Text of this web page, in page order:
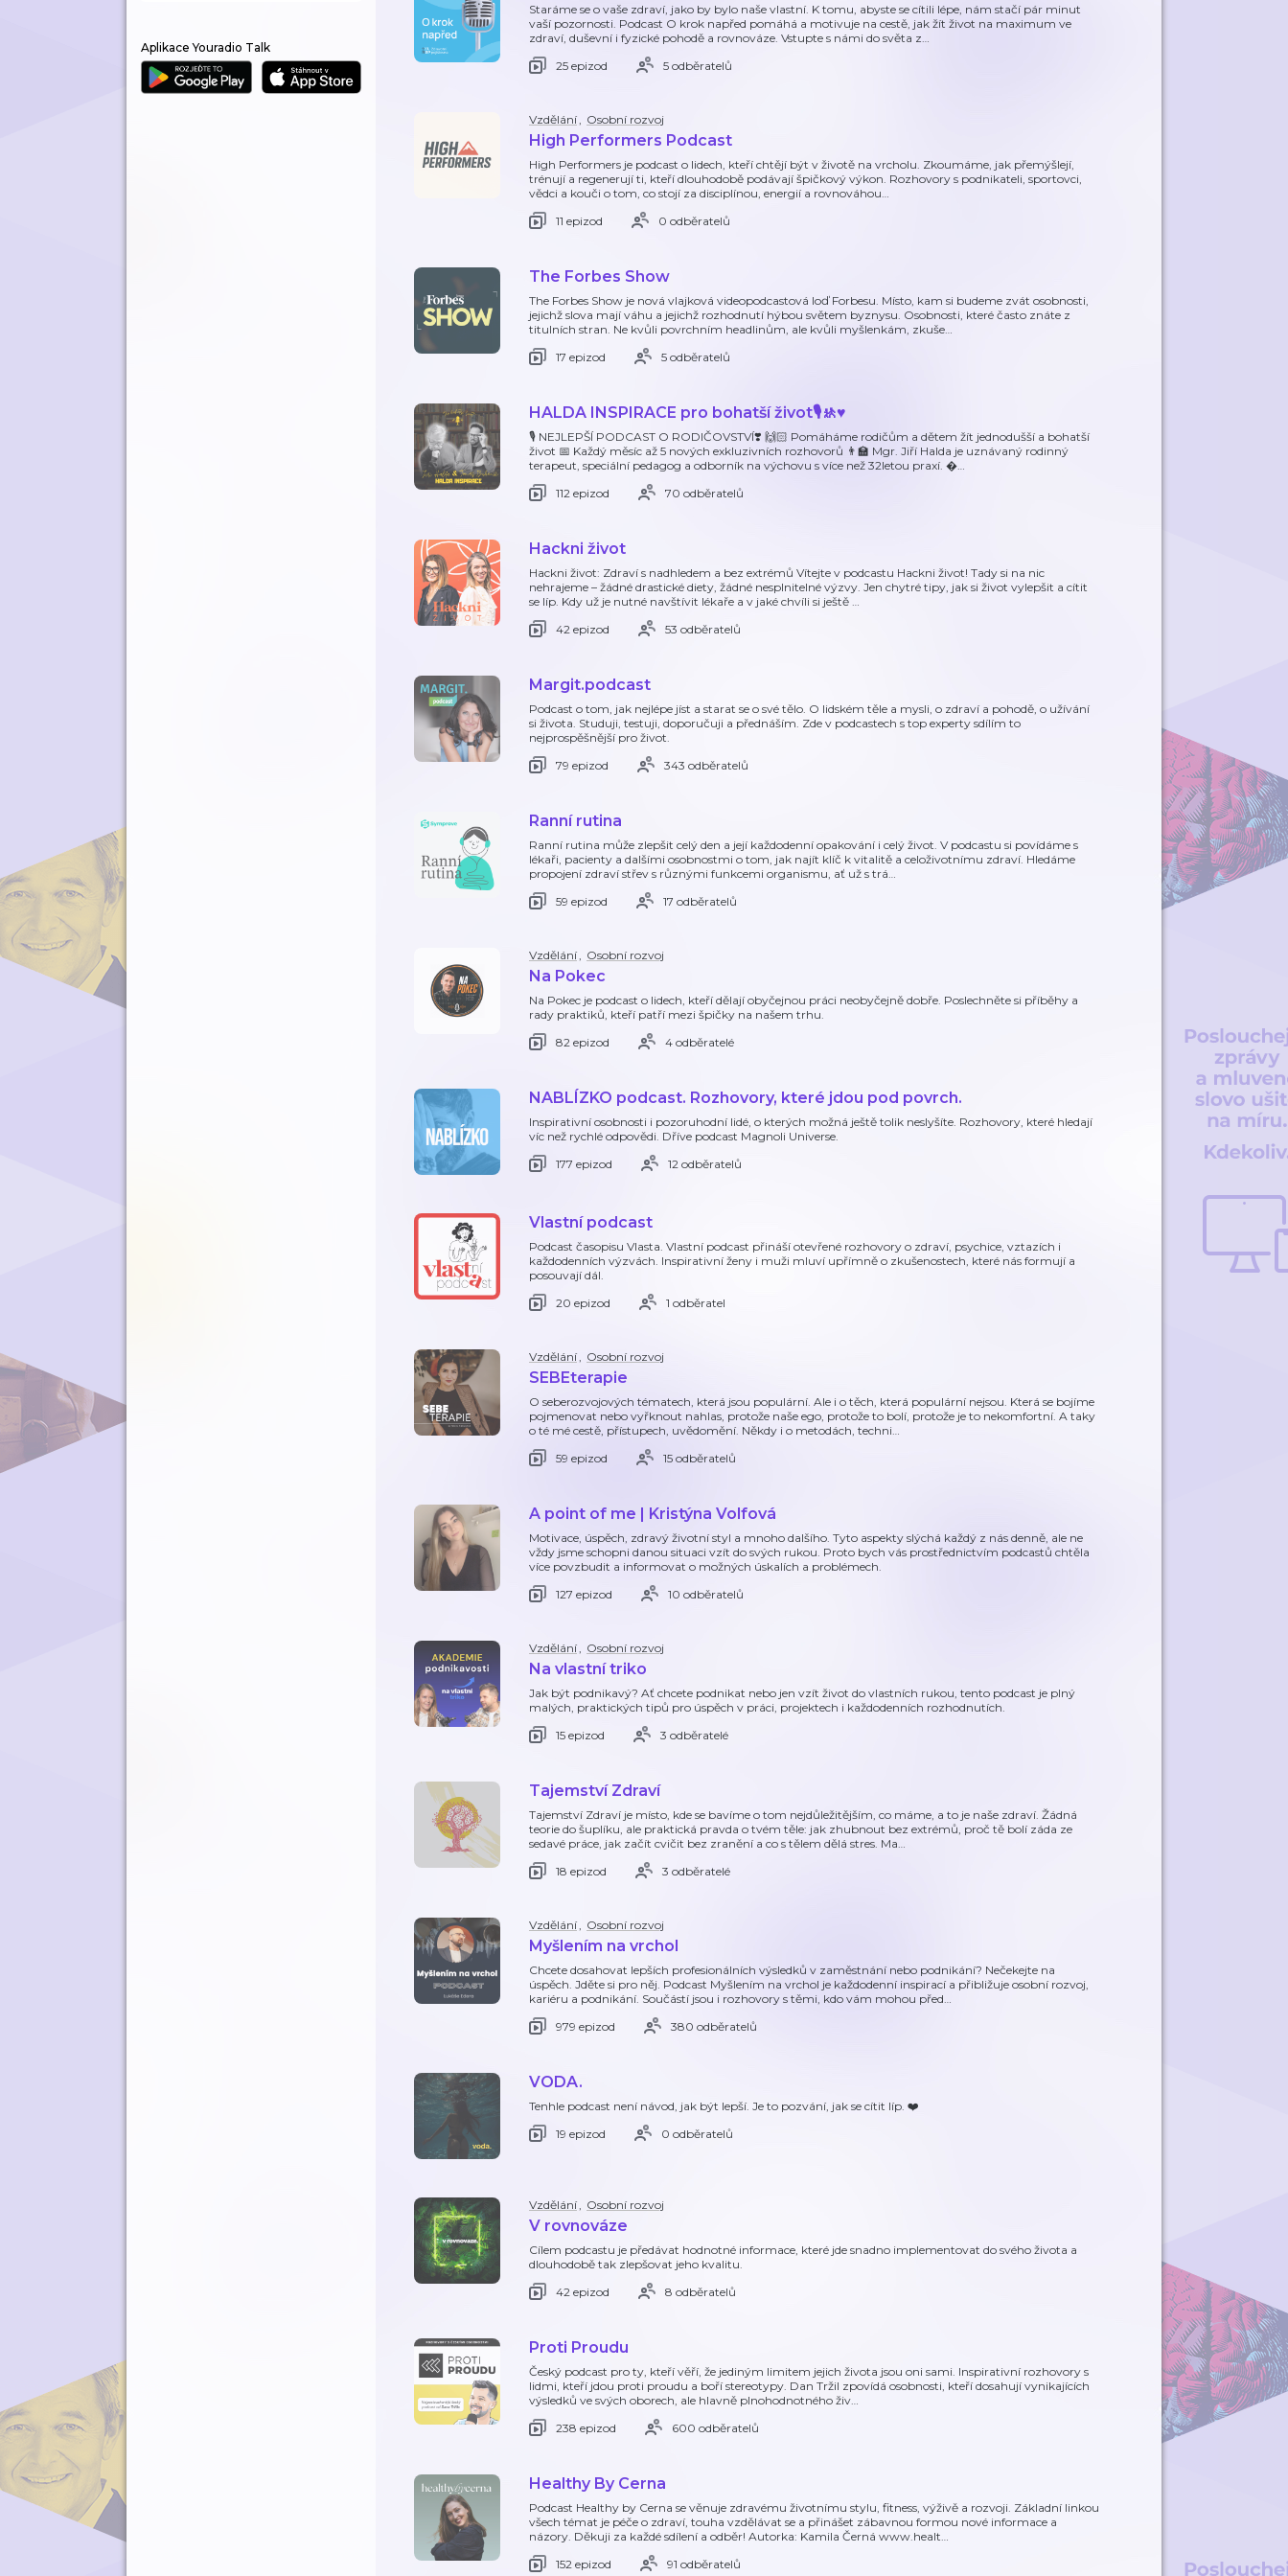
Aplikace Youradio Talk
Staráme se o vaše zdraví, jako by bylo naše vlastní. K tomu, abyste se cítili lépe, nám stačí pár minut
vaší pozornosti. Podcast O krok napřed pomáhá a motivuje na cestě, jak žít život na maximum ve
zdraví, duševní i fyzické pohodě a rovnováze. Vstupte s námi do světa z…
25 epizod
5 odběratelů
Vzdělání, Osobní rozvoj
High Performers Podcast
High Performers je podcast o lidech, kteří chtějí být v životě na vrcholu. Zkoumáme, jak přemýšlejí,
trénují a regenerují ti, kteří dlouhodobě podávají špičkový výkon. Rozhovory s podnikateli, sportovci,
vědci a kouči o tom, co stojí za disciplínou, energií a rovnováhou…
11 epizod
0 odběratelů
The Forbes Show
The Forbes Show je nová vlajková videopodcastová loď Forbesu. Místo, kam si budeme zvát osobnosti,
jejichž slova mají váhu a jejichž rozhodnutí hýbou světem byznysu. Osobnosti, které často znáte z
titulních stran. Ne kvůli povrchním headlinům, ale kvůli myšlenkám, zkuše…
17 epizod
5 odběratelů
HALDA INSPIRACE pro bohatší život🎙️🚸♥️
🎙 NEJLEPŠÍ PODCAST O RODIČOVSTVÍ❣️ 🙌🏻 Pomáháme rodičům a dětem žít jednodušší a bohatší
život 📅 Každý měsíc až 5 nových exkluzivních rozhovorů 👨‍🏫 Mgr. Jiří Halda je uznávaný rodinný
terapeut, speciální pedagog a odborník na výchovu s více než 32letou praxí. �…
112 epizod
70 odběratelů
Hackni život
Hackni život: Zdraví s nadhledem a bez extrémů Vítejte v podcastu Hackni život! Tady si na nic
nehrajeme – žádné drastické diety, žádné nesplnitelné výzvy. Jen chytré tipy, jak si život vylepšit a cítit
se líp. Kdy už je nutné navštívit lékaře a v jaké chvíli si ještě …
42 epizod
53 odběratelů
Margit.podcast
Podcast o tom, jak nejlépe jíst a starat se o své tělo. O lidském těle a mysli, o zdraví a pohodě, o užívání
si života. Studuji, testuji, doporučuji a přednáším. Zde v podcastech s top experty sdílím to
nejprospěšnější pro život.
79 epizod
343 odběratelů
Ranní rutina
Ranní rutina může zlepšit celý den a její každodenní opakování i celý život. V podcastu si povídáme s
lékaři, pacienty a dalšími osobnostmi o tom, jak najít klíč k vitalitě a celoživotnímu zdraví. Hledáme
propojení zdraví střev s různými funkcemi organismu, ať už s trá…
59 epizod
17 odběratelů
Vzdělání, Osobní rozvoj
Na Pokec
Na Pokec je podcast o lidech, kteří dělají obyčejnou práci neobyčejně dobře. Poslechněte si příběhy a
rady praktiků, kteří patří mezi špičky na našem trhu.
82 epizod
4 odběratelé
NABLÍZKO podcast. Rozhovory, které jdou pod povrch.
Inspirativní osobnosti i pozoruhodní lidé, o kterých možná ještě tolik neslyšíte. Rozhovory, které hledají
víc než rychlé odpovědi. Dříve podcast Magnoli Universe.
177 epizod
12 odběratelů
Vlastní podcast
Podcast časopisu Vlasta. Vlastní podcast přináší otevřené rozhovory o zdraví, psychice, vztazích i
každodenních výzvách. Inspirativní ženy i muži mluví upřímně o zkušenostech, které nás formují a
posouvají dál.
20 epizod
1 odběratel
Vzdělání, Osobní rozvoj
SEBEterapie
O seberozvojových tématech, která jsou populární. Ale i o těch, která populární nejsou. Která se bojíme
pojmenovat nebo vyřknout nahlas, protože naše ego, protože to bolí, protože je to nekomfortní. A taky
o té mé cestě, přístupech, uvědomění. Někdy i o metodách, techni…
59 epizod
15 odběratelů
A point of me | Kristýna Volfová
Motivace, úspěch, zdravý životní styl a mnoho dalšího. Tyto aspekty slýchá každý z nás denně, ale ne
vždy jsme schopni danou situaci vzít do svých rukou. Proto bych vás prostřednictvím podcastů chtěla
více povzbudit a informovat o možných úskalích a problémech.
127 epizod
10 odběratelů
Vzdělání, Osobní rozvoj
Na vlastní triko
Jak být podnikavý? Ať chcete podnikat nebo jen vzít život do vlastních rukou, tento podcast je plný
malých, praktických tipů pro úspěch v práci, projektech i každodenních rozhodnutích.
15 epizod
3 odběratelé
Tajemství Zdraví
Tajemství Zdraví je místo, kde se bavíme o tom nejdůležitějším, co máme, a to je naše zdraví. Žádná
teorie do šuplíku, ale praktická pravda o tvém těle: jak zhubnout bez extrémů, proč tě bolí záda ze
sedavé práce, jak začít cvičit bez zranění a co s tělem dělá stres. Ma…
18 epizod
3 odběratelé
Vzdělání, Osobní rozvoj
Myšlením na vrchol
Chcete dosahovat lepších profesionálních výsledků v zaměstnání nebo podnikání? Nečekejte na
úspěch. Jděte si pro něj. Podcast Myšlením na vrchol je každodenní inspirací a přibližuje osobní rozvoj,
kariéru a podnikání. Součástí jsou i rozhovory s těmi, kdo vám mohou před…
979 epizod
380 odběratelů
VODA.
Tenhle podcast není návod, jak být lepší. Je to pozvání, jak se cítit líp. ❤️
19 epizod
0 odběratelů
Vzdělání, Osobní rozvoj
V rovnováze
Cílem podcastu je předávat hodnotné informace, které jde snadno implementovat do svého života a
dlouhodobě tak zlepšovat jeho kvalitu.
42 epizod
8 odběratelů
Proti Proudu
Český podcast pro ty, kteří věří, že jediným limitem jejich života jsou oni sami. Inspirativní rozhovory s
lidmi, kteří jdou proti proudu a boří stereotypy. Dan Tržil zpovídá osobnosti, kteří dosahují vynikajících
výsledků ve svých oborech, ale hlavně plnohodnotného živ…
238 epizod
600 odběratelů
Healthy By Cerna
Podcast Healthy by Cerna se věnuje zdravému životnímu stylu, fitness, výživě a rozvoji. Základní linkou
všech témat je péče o zdraví, touha vzdělávat se a přinášet zábavnou formou nové informace a
názory. Děkuji za každé sdílení a odběr! Autorka: Kamila Černá www.healt…
152 epizod
91 odběratelů